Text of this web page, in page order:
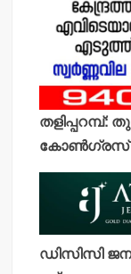
തളിപ്പറമ്പ്:
കോണ്‍ഗ്രസ്
ഡിസിസി